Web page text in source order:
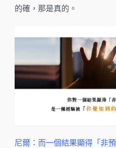
的確，那是真的。
尼爾：而一個結果顯得「非